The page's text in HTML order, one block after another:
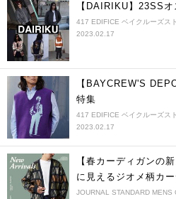
【DAIRIKU】23SS
417 EDIFICE ベイクルーズス
2023.02.17
【BAYCREW'S
特集
417 EDIFICE ベイクルーズス
2023.02.17
【春カーディガンの
に見えるジオメ柄カ
JOURNAL STANDARD MENS